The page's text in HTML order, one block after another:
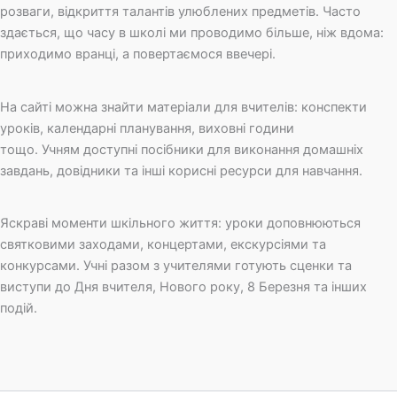
розваги, відкриття талантів улюблених предметів. Часто
здається, що часу в школі ми проводимо більше, ніж вдома:
приходимо вранці, а повертаємося ввечері.
На сайті можна знайти матеріали для вчителів: конспекти
уроків, календарні планування, виховні години
тощо. Учням доступні посібники для виконання домашніх
завдань, довідники та інші корисні ресурси для навчання.
Яскраві моменти шкільного життя: уроки доповнюються
святковими заходами, концертами, екскурсіями та
конкурсами. Учні разом з учителями готують сценки та
виступи до Дня вчителя, Нового року, 8 Березня та інших
подій.